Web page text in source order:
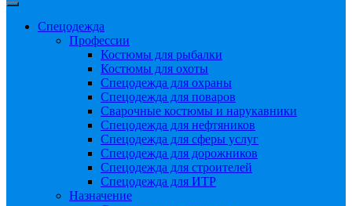
Спецодежда
Профессии
Костюмы для рыбалки
Костюмы для охоты
Спецодежда для охраны
Спецодежда для поваров
Сварочные костюмы и нарукавники
Спецодежда для нефтяников
Спецодежда для сферы услуг
Спецодежда для дорожников
Спецодежда для строителей
Спецодежда для ИТР
Назначение